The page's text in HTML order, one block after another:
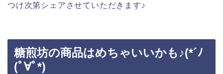
つけ次第シェアさせていただきます♪
糖煎坊の商品はめちゃいいかも♪(*´ﾉ
(ﾟ∀ﾟ*)